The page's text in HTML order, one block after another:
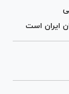
ایران است